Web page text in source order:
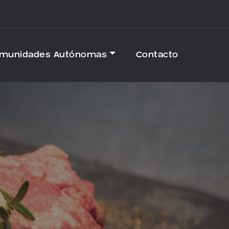
Autónomas Contacto